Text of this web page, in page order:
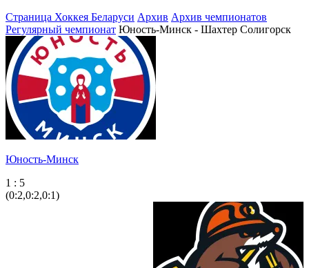
Страница Хоккея Беларуси Архив Архив чемпионатов
Регулярный чемпионат Юность-Минск - Шахтер Солигорск
Юность-Минск
1 : 5
(0:2,0:2,0:1)